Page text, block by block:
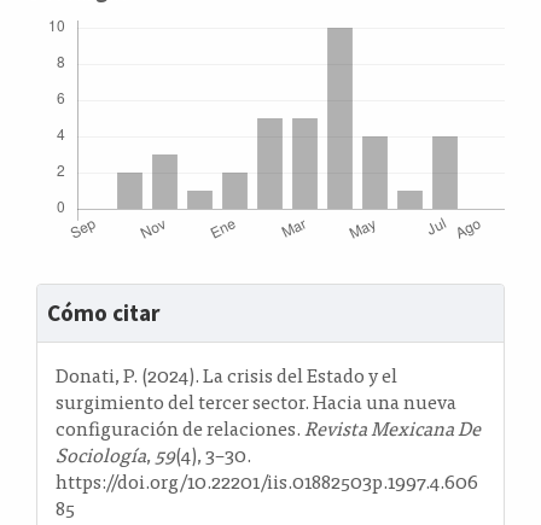
Detalles
del
artículo
Cómo citar
Donati, P. (2024). La crisis del Estado y el
surgimiento del tercer sector. Hacia una nueva
configuración de relaciones.Revista Mexicana De
Sociología,59(4), 3–30.
https://doi.org/10.22201/iis.01882503p.1997.4.606
85